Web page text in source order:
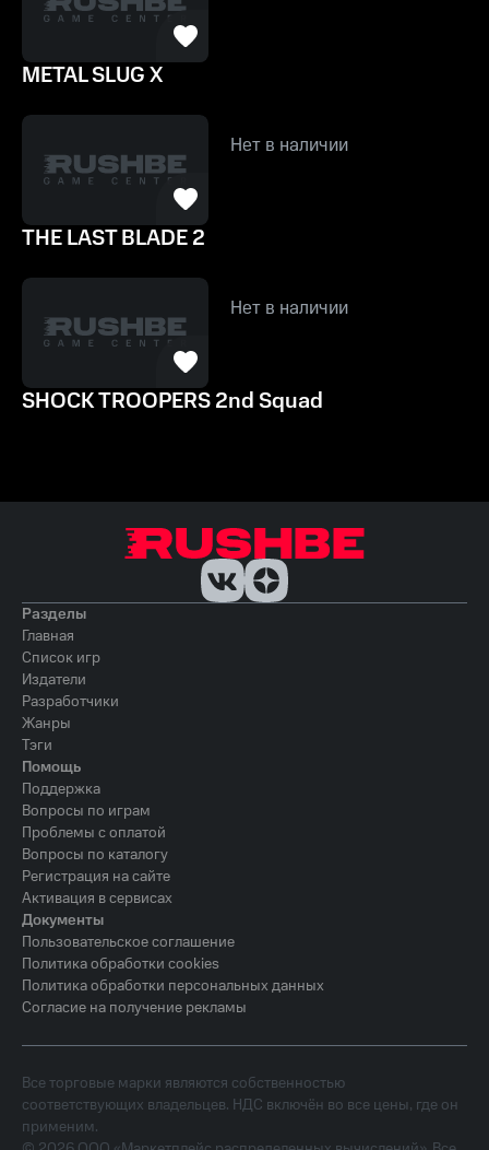
METAL SLUG X
Нет в наличии
THE LAST BLADE 2
Нет в наличии
SHOCK TROOPERS 2nd Squad
Разделы
Главная
Список игр
Издатели
Разработчики
Жанры
Тэги
Помощь
Поддержка
Вопросы по играм
Проблемы с оплатой
Вопросы по каталогу
Регистрация на сайте
Активация в сервисах
Документы
Пользовательское соглашение
Политика обработки cookies
Политика обработки персональных данных
Согласие на получение рекламы
Все торговые марки являются собственностью
соответствующих владельцев. НДС включён во все цены, где он
применим.